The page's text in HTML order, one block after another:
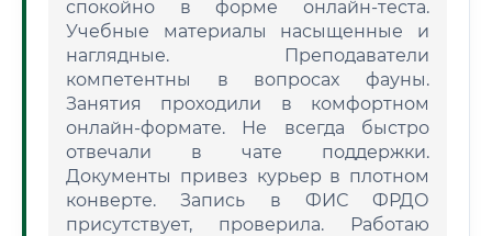
спокойно в форме онлайн-теста.
Учебные материалы насыщенные и
наглядные. Преподаватели
компетентны в вопросах фауны.
Занятия проходили в комфортном
онлайн-формате. Не всегда быстро
отвечали в чате поддержки.
Документы привез курьер в плотном
конверте. Запись в ФИС ФРДО
присутствует, проверила. Работаю